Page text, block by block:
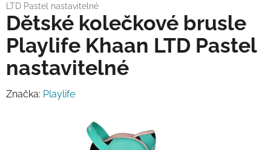
LTD Pastel nastavitelné
Dětské kolečkové brusle
Playlife Khaan LTD Pastel
nastavitelné
Značka: Playlife